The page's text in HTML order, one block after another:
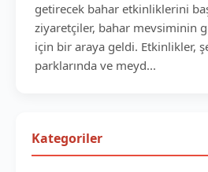
getirecek bahar etkinliklerini
ziyaretçiler, bahar mevsiminin
için bir araya geldi. Etkinlikler,
parklarında ve meyd...
Kategoriler